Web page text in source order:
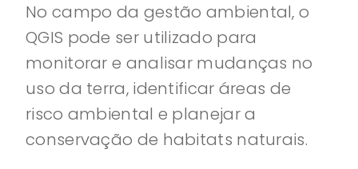
No campo da gestão ambiental, o
QGIS pode ser utilizado para
monitorar e analisar mudanças no
uso da terra, identificar áreas de
risco ambiental e planejar a
conservação de habitats naturais.